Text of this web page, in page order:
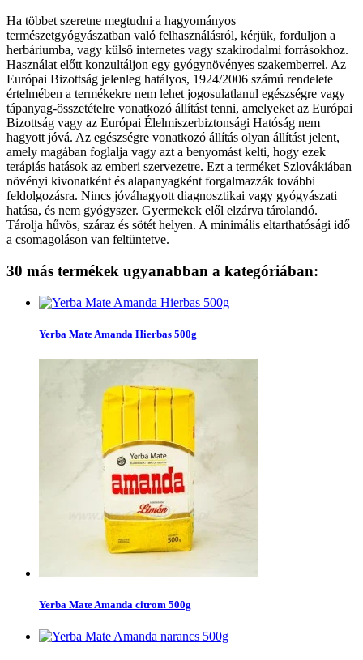
Ha többet szeretne megtudni a hagyományos
természetgyógyászatban való felhasználásról, kérjük, forduljon a
herbáriumba, vagy külső internetes vagy szakirodalmi forrásokhoz.
Használat előtt konzultáljon egy gyógynövényes szakemberrel. Az
Európai Bizottság jelenleg hatályos, 1924/2006 számú rendelete
értelmében a termékekre nem lehet jogosulatlanul egészségre vagy
tápanyag-összetételre vonatkozó állítást tenni, amelyeket az Európai
Bizottság vagy az Európai Élelmiszerbiztonsági Hatóság nem
hagyott jóvá. Az egészségre vonatkozó állítás olyan állítást jelent,
amely magában foglalja vagy azt a benyomást kelti, hogy ezek
terápiás hatások az emberi szervezetre. Ezt a terméket Szlovákiában
növényi kivonatként és alapanyagként forgalmazzák további
feldolgozásra. Nincs jóváhagyott diagnosztikai vagy gyógyászati
hatása, és nem gyógyszer. Gyermekek elől elzárva tárolandó.
Tárolja hűvös, száraz és sötét helyen. A minimális eltarthatósági idő
a csomagoláson van feltüntetve.
30 más termékek ugyanabban a kategóriában:
Yerba Mate Amanda Hierbas 500g
Yerba Mate Amanda citrom 500g